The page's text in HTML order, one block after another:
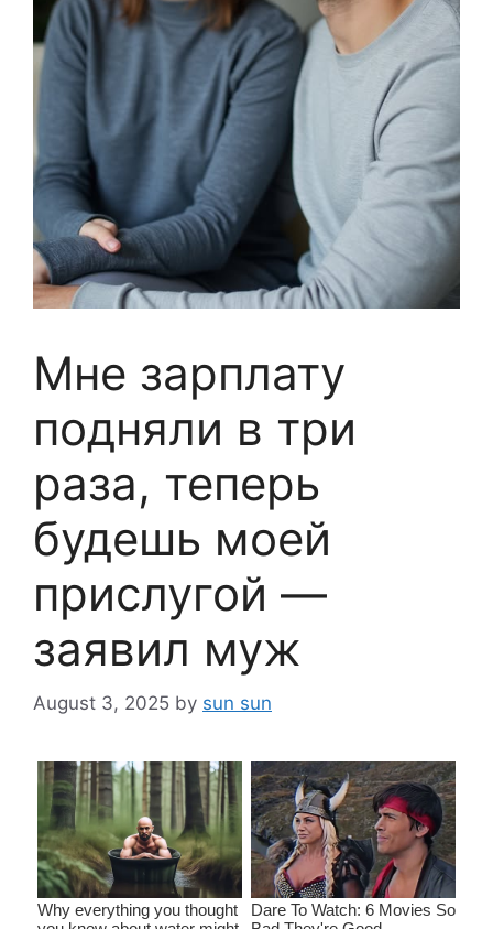
Мне зарплату
подняли в три
раза, теперь
будешь моей
прислугой —
заявил муж
August 3, 2025 by sun sun